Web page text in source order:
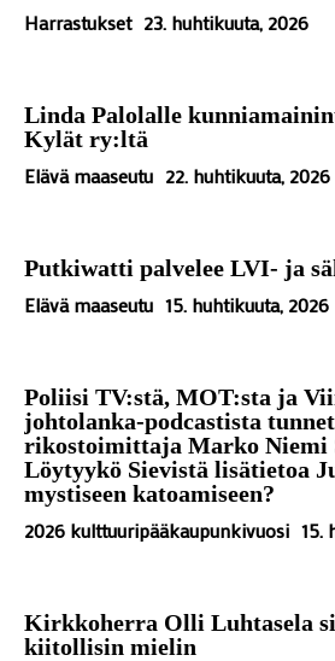
Harrastukset 23. huhtikuuta, 2026
Linda Palolalle
Kylät ry:ltä
Elävä maaseutu 22. huhtikuuta, 2026
Putkiwatti palvelee LVI- ja
Elävä maaseutu 15. huhtikuuta, 2026
Poliisi TV:stä, MOT:sta ja
johtolanka-podcastista
rikostoimittaja Marko Niemi
Löytyykö Sievistä lisätietoa
mystiseen katoamiseen?
2026 kulttuuripääkaupunkivuosi 15.
Kirkkoherra Olli Luhtasela
kiitollisin mielin